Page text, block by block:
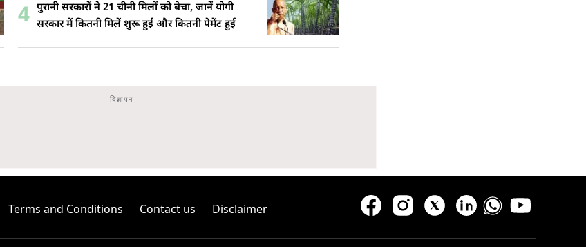
4 पुरानी सरकारों ने 21 चीनी मिलों को बेचा, जानें योगी
सरकार में कितनी मिलें शुरू हुईं और कितनी पेमेंट हुई
Terms and Conditions Contact us Disclaimer